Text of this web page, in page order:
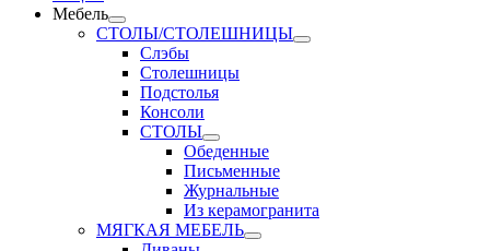
Мебель
СТОЛЫ/СТОЛЕШНИЦЫ
Слэбы
Столешницы
Подстолья
Консоли
СТОЛЫ
Обеденные
Письменные
Журнальные
Из керамогранита
МЯГКАЯ МЕБЕЛЬ